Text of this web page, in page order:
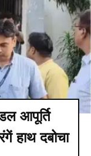
आपूर्ति
हाथ दबोचा